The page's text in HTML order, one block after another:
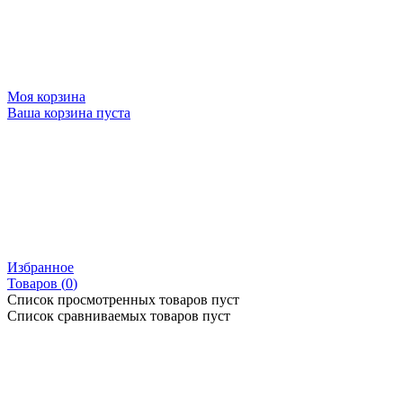
Моя корзина
Ваша корзина пуста
Избранное
Товаров (0)
Список просмотренных товаров пуст
Список сравниваемых товаров пуст